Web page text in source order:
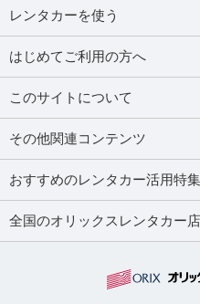
レンタカーを使う
はじめてご利用の方へ
このサイトについて
その他関連コンテンツ
おすすめのレンタカー活用特集
全国のオリックスレンタカー